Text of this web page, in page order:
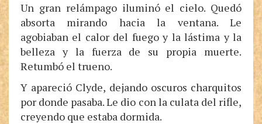
Un gran relámpago iluminó el cielo. Quedó
absorta mirando hacia la ventana. Le
agobiaban el calor del fuego y la lástima y la
belleza y la fuerza de su propia muerte.
Retumbó el trueno.
Y apareció Clyde, dejando oscuros charquitos
por donde pasaba. Le dio con la culata del rifle,
creyendo que estaba dormida.